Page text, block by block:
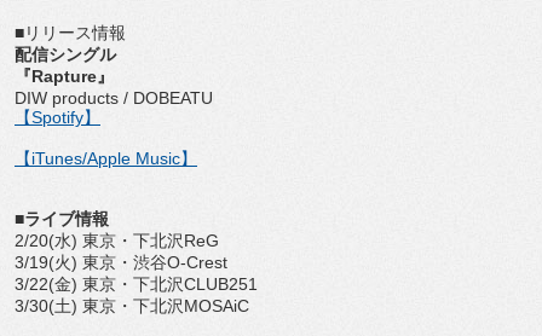
■リリース情報
配信シングル
『Rapture』
DIW products / DOBEATU
【Spotify】
【iTunes/Apple Music】
■ライブ情報
2/20(水) 東京・下北沢ReG
3/19(火) 東京・渋谷O-Crest
3/22(金) 東京・下北沢CLUB251
3/30(土) 東京・下北沢MOSAiC